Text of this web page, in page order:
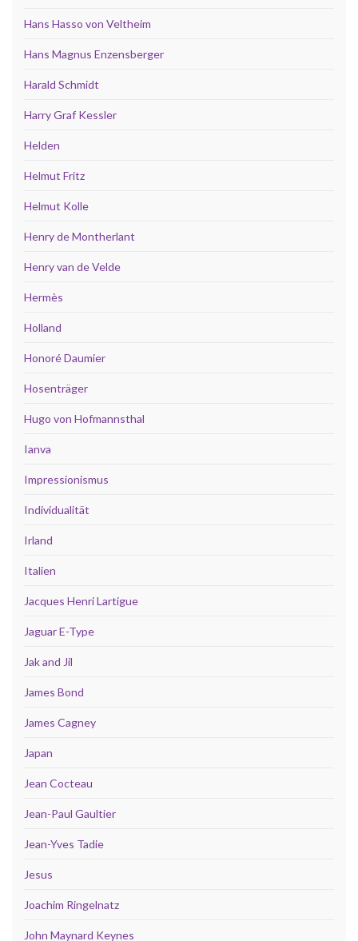
Hans Hasso von Veltheim
Hans Magnus Enzensberger
Harald Schmidt
Harry Graf Kessler
Helden
Helmut Fritz
Helmut Kolle
Henry de Montherlant
Henry van de Velde
Hermès
Holland
Honoré Daumier
Hosenträger
Hugo von Hofmannsthal
Ianva
Impressionismus
Individualität
Irland
Italien
Jacques Henri Lartigue
Jaguar E-Type
Jak and Jil
James Bond
James Cagney
Japan
Jean Cocteau
Jean-Paul Gaultier
Jean-Yves Tadie
Jesus
Joachim Ringelnatz
John Maynard Keynes